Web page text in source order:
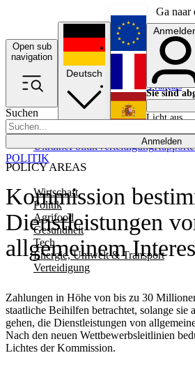
Ga naar
Open sub
navigation
Suchen
Anmelden
POLICY AREAS
Wirtschaft
Politik
Agrifood
Gesundheit
Tech
Energie, Umwelt & Transport
Verteidigung
UkrainePolitikVerteidigung
Deutsch
English
Français
Sie sind
Licht aus
Kommission
Dienstleistungen
allgemeinem
Zahlungen in Höhe von bis zu 30
staatliche Beihilfen betrachtet, solange sie
gehen, die Dienstleistungen von
Nach den neuen Wettbewerbsleitlinien
Lichtes der Kommission.
POLITIK